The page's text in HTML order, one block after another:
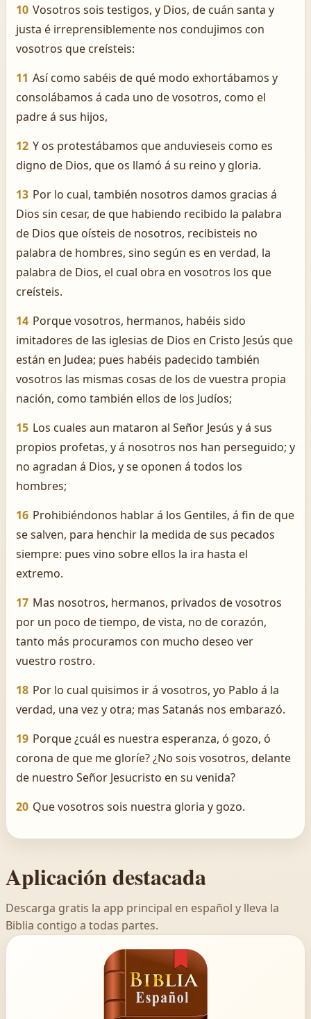
10 Vosotros sois testigos, y Dios, de cuán santa y
justa é irreprensiblemente nos condujimos con
vosotros que creísteis:
11 Así como sabéis de qué modo exhortábamos y
consolábamos á cada uno de vosotros, como el
padre á sus hijos,
12 Y os protestábamos que anduvieseis como es
digno de Dios, que os llamó á su reino y gloria.
13 Por lo cual, también nosotros damos gracias á
Dios sin cesar, de que habiendo recibido la palabra
de Dios que oísteis de nosotros, recibisteis no
palabra de hombres, sino según es en verdad, la
palabra de Dios, el cual obra en vosotros los que
creísteis.
14 Porque vosotros, hermanos, habéis sido
imitadores de las iglesias de Dios en Cristo Jesús que
están en Judea; pues habéis padecido también
vosotros las mismas cosas de los de vuestra propia
nación, como también ellos de los Judíos;
15 Los cuales aun mataron al Señor Jesús y á sus
propios profetas, y á nosotros nos han perseguido; y
no agradan á Dios, y se oponen á todos los
hombres;
16 Prohibiéndonos hablar á los Gentiles, á fin de que
se salven, para henchir la medida de sus pecados
siempre: pues vino sobre ellos la ira hasta el
extremo.
17 Mas nosotros, hermanos, privados de vosotros
por un poco de tiempo, de vista, no de corazón,
tanto más procuramos con mucho deseo ver
vuestro rostro.
18 Por lo cual quisimos ir á vosotros, yo Pablo á la
verdad, una vez y otra; mas Satanás nos embarazó.
19 Porque ¿cuál es nuestra esperanza, ó gozo, ó
corona de que me gloríe? ¿No sois vosotros, delante
de nuestro Señor Jesucristo en su venida?
20 Que vosotros sois nuestra gloria y gozo.
Aplicación destacada
Descarga gratis la app principal en español y lleva la
Biblia contigo a todas partes.